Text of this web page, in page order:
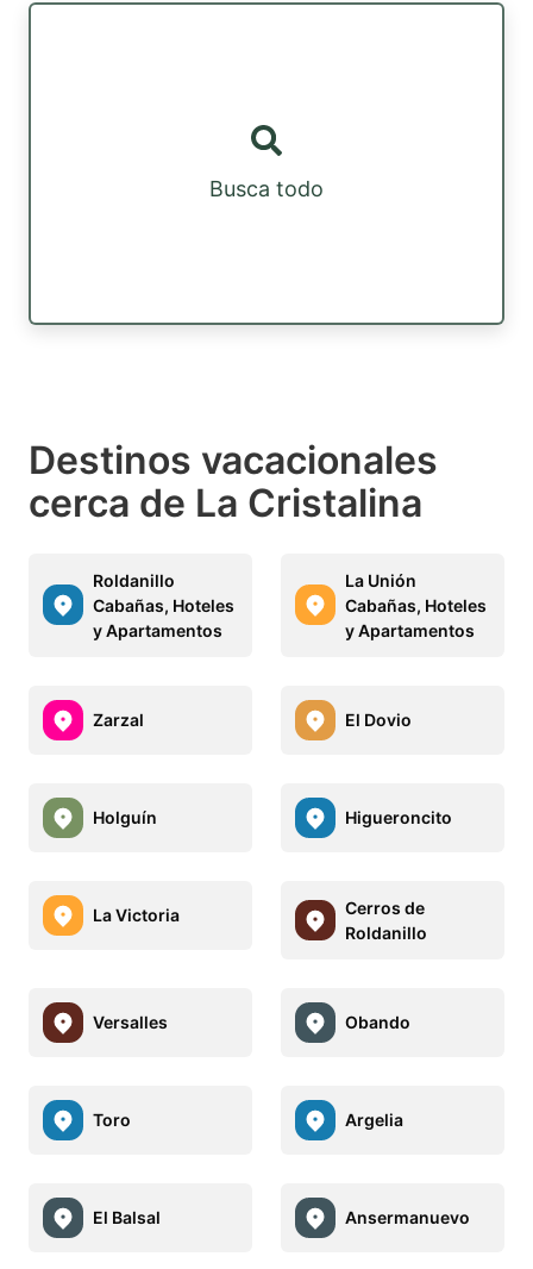
Busca todo
Destinos vacacionales
cerca de La Cristalina
Roldanillo
Cabañas, Hoteles
y Apartamentos
La Unión
Cabañas, Hoteles
y Apartamentos
Zarzal El Dovio
Holguín Higueroncito
La Victoria
Cerros de
Roldanillo
Versalles Obando
Toro Argelia
El Balsal Ansermanuevo